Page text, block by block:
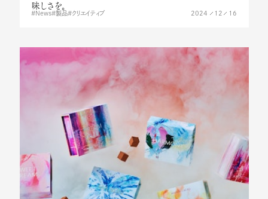
味しさを。
2024 12 16
News 製品 クリエイティブ